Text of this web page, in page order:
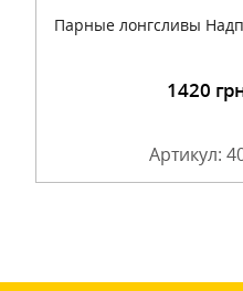
Парные лонгсливы
1420
Артикул: